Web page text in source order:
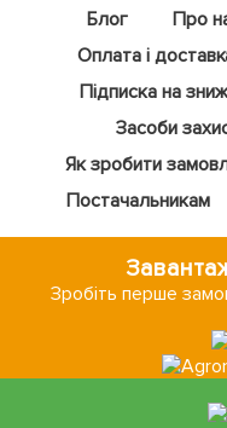
Блог Про
Оплата і
Підписка на
Засоби
Як зробити
Постачальникам
Зробіть перше